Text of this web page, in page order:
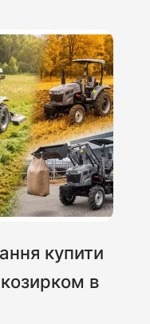
купити
в